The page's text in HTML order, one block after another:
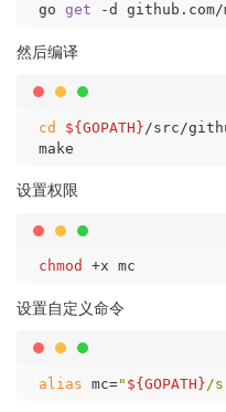
go get
然后编译
cd ${GOPATH} /src/
设置权限
chmod
设置自定义命令
alias mc=" ${GOPATH} /